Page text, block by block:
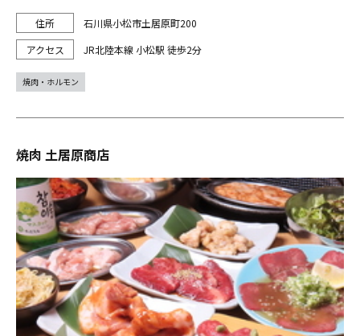
石川県小松市土居原町200
JR北陸本線 小松駅 徒歩2分
焼肉・ホルモン
焼肉 土居原商店